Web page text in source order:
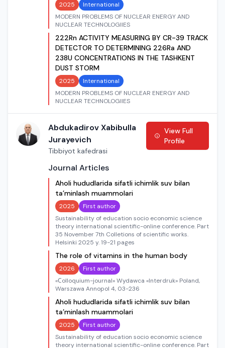
2025
International
MODERN PROBLEMS OF NUCLEAR ENERGY AND
NUCLEAR TECHNOLOGIIES
222Rn ACTIVITY MEASURING BY CR-39 TRACK
DETECTOR TO DETERMINING 226Ra AND
238U CONCENTRATIONS IN THE TASHKENT
DUST STORM
2025
International
MODERN PROBLEMS OF NUCLEAR ENERGY AND
NUCLEAR TECHNOLOGIIES
Abdukadirov Xabibulla
Jurayevich
Tibbiyot kafedrasi
View Full
Profile
Journal Articles
Aholi hududlarida sifatli ichimlik suv bilan
ta’minlash muammolari
2025
First author
Sustainability of education socio economic science
theory international scientific-online conference. Part
35 November 7th Colletions of scientific works.
Helsinki 2025 y. 19-21 pages
The role of vitamins in the human body
2026
First author
«Сolloquium-journal» Wydawca «Interdruk» Poland,
Warszawa Annopol 4, 03-236
Aholi hududlarida sifatli ichimlik suv bilan
ta’minlash muammolari
2025
First author
Sustainability of education socio economic science
theory international scientific-online conference. Part